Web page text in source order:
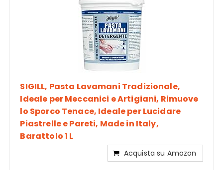
SIGILL, Pasta Lavamani Tradizionale,
Ideale per Meccanici e Artigiani, Rimuove
lo Sporco Tenace, Ideale per Lucidare
Piastrelle e Pareti, Made in Italy,
Barattolo 1 L
Acquista su Amazon